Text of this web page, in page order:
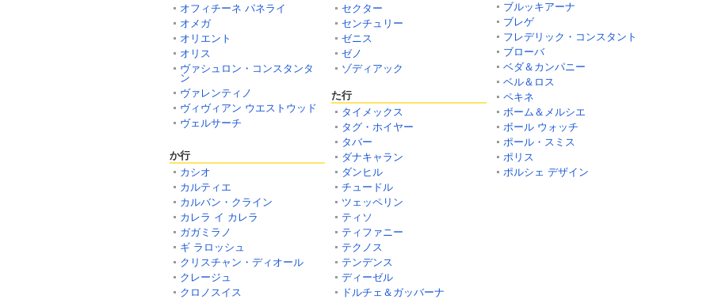
オフィチーネ パネライ
オメガ
オリエント
オリス
ヴァシュロン・コンスタンタ
ン
ヴァレンティノ
ヴィヴィアン ウエストウッド
ヴェルサーチ
か行
カシオ
カルティエ
カルバン・クライン
カレラ イ カレラ
ガガミラノ
ギ ラロッシュ
クリスチャン・ディオール
クレージュ
クロノスイス
セクター
センチュリー
ゼニス
ゼノ
ゾディアック
た行
タイメックス
タグ・ホイヤー
タバー
ダナキャラン
ダンヒル
チュードル
ツェッペリン
ティソ
ティファニー
テクノス
テンデンス
ディーゼル
ドルチェ＆ガッバーナ
ブルッキアーナ
ブレゲ
フレデリック・コンスタント
ブローバ
ベダ＆カンパニー
ベル＆ロス
ペキネ
ボーム＆メルシエ
ボール ウォッチ
ポール・スミス
ポリス
ポルシェ デザイン